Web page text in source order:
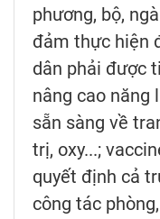
phương, bộ,
đảm thực hiện
dân phải được
nâng cao năng
sẵn sàng về
trị, oxy...;
quyết định cả
công tác